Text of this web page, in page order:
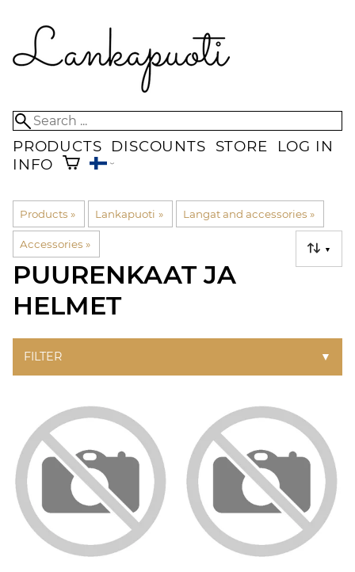
PRODUCTS DISCOUNTS STORE
LOG IN
INFO
Products ‪» Lankapuoti ‪» Langat and accessories ‪»
Accessories ‪» ▼
PUURENKAAT JA
HELMET
FILTER ▼